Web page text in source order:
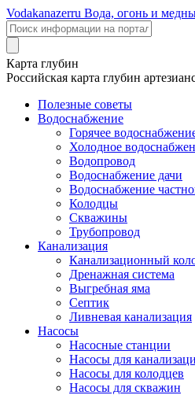
Vodakanazerru Вода, огонь и
Карта глубин
Российская карта глубин
Полезные советы
Водоснабжение
Горячее
Холодное
Водопровод
Водоснабжение дачи
Водоснабжение
Колодцы
Скважины
Трубопровод
Канализация
Канализационный
Дренажная система
Выгребная яма
Септик
Ливневая канализация
Насосы
Насосные станции
Насосы для
Насосы для колодцев
Насосы для скважин